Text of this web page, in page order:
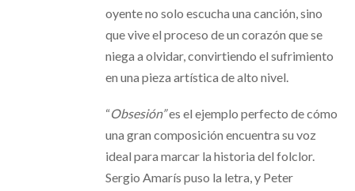
oyente no solo escucha una canción, sino
que vive el proceso de un corazón que se
niega a olvidar, convirtiendo el sufrimiento
en una pieza artística de alto nivel.
“Obsesión”es el ejemplo perfecto de cómo
una gran composición encuentra su voz
ideal para marcar la historia del folclor.
Sergio Amarís puso la letra, y Peter